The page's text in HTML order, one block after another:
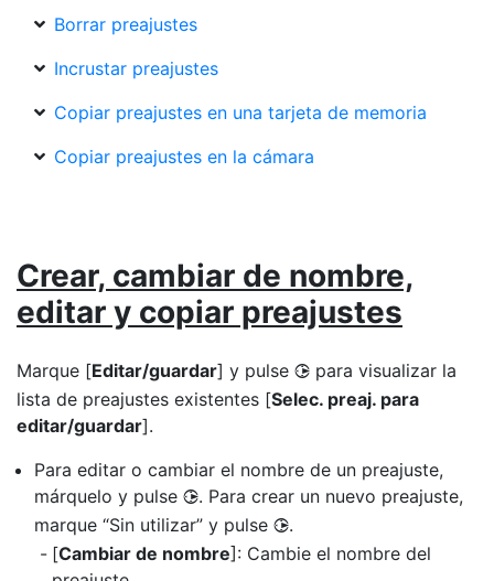
Borrar preajustes
Incrustar preajustes
Copiar preajustes en una tarjeta de memoria
Copiar preajustes en la cámara
Crear, cambiar de nombre,
editar y copiar preajustes
Marque [Editar/guardar] y pulse 2 para visualizar la
lista de preajustes existentes [Selec. preaj. para
editar/guardar].
Para editar o cambiar el nombre de un preajuste,
márquelo y pulse 2. Para crear un nuevo preajuste,
marque “Sin utilizar” y pulse 2.
[Cambiar de nombre]: Cambie el nombre del